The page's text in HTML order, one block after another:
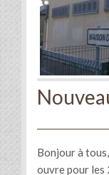
Bonjour à
ouvre pour les